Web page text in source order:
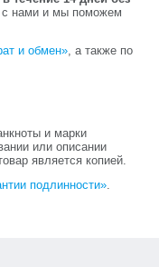
с нами и мы поможем
и обмен», а также по
и марки
или описании
является копией.
подлинности».